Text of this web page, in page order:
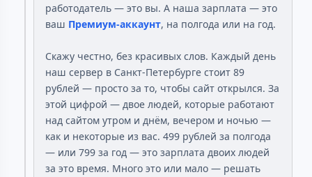
работодатель — это вы. А наша зарплата — это
ваш Премиум-аккаунт, на полгода или на год.
Скажу честно, без красивых слов. Каждый день
наш сервер в Санкт-Петербурге стоит 89
рублей — просто за то, чтобы сайт открылся. За
этой цифрой — двое людей, которые работают
над сайтом утром и днём, вечером и ночью —
как и некоторые из вас. 499 рублей за полгода
— или 799 за год — это зарплата двоих людей
за это время. Много это или мало — решать